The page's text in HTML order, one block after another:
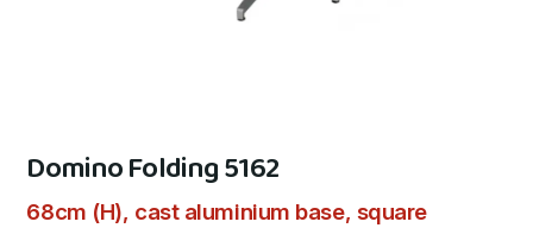
Domino Folding 5162
68cm (H), cast aluminium base, square